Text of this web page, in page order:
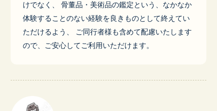
けでなく、 骨董品・美術品の鑑定という、なかなか
体験することのない経験を良きものとして終えてい
ただけるよう、 ご同行者様も含めて配慮いたします
ので、ご安心してご利用いただけます。